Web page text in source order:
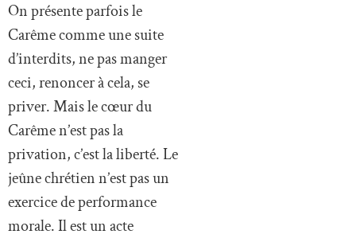
On présente parfois le
Carême comme une suite
d’interdits, ne pas manger
ceci, renoncer à cela, se
priver. Mais le cœur du
Carême n’est pas la
privation, c’est la liberté. Le
jeûne chrétien n’est pas un
exercice de performance
morale. Il est un acte